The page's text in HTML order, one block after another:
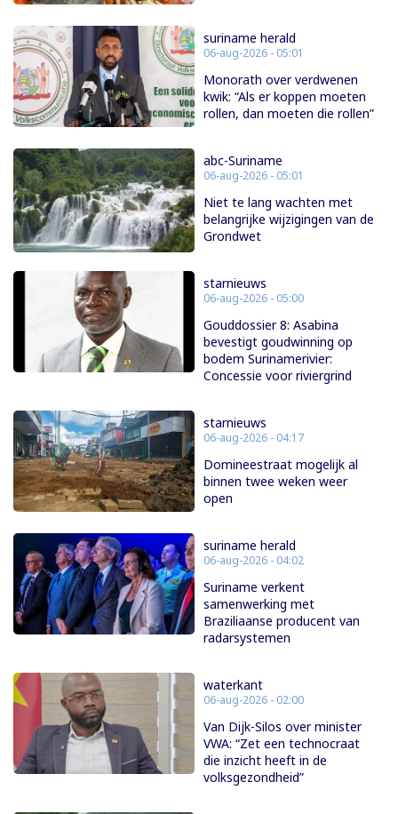
suriname herald
06-aug-2026 - 05:01
Monorath over verdwenen
kwik: “Als er koppen moeten
rollen, dan moeten die rollen”
abc-Suriname
06-aug-2026 - 05:01
Niet te lang wachten met
belangrijke wijzigingen van de
Grondwet
starnieuws
06-aug-2026 - 05:00
Gouddossier 8: Asabina
bevestigt goudwinning op
bodem Surinamerivier:
Concessie voor riviergrind
starnieuws
06-aug-2026 - 04:17
Domineestraat mogelijk al
binnen twee weken weer
open
suriname herald
06-aug-2026 - 04:02
Suriname verkent
samenwerking met
Braziliaanse producent van
radarsystemen
waterkant
06-aug-2026 - 02:00
Van Dijk-Silos over minister
VWA: “Zet een technocraat
die inzicht heeft in de
volksgezondheid”